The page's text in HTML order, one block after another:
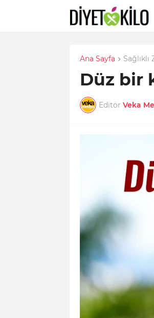
Ana Sayfa Sağlıklı
Düz bir
Editör Veka